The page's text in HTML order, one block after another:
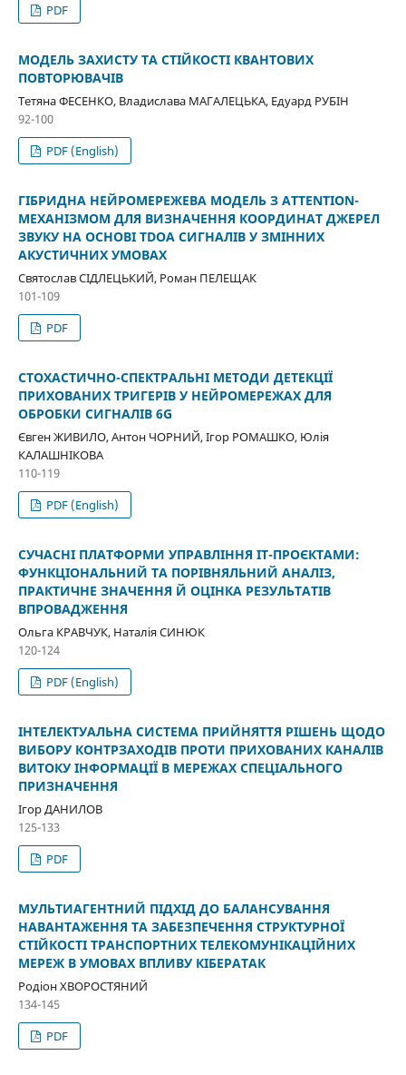
PDF
МОДЕЛЬ ЗАХИСТУ ТА СТІЙКОСТІ КВАНТОВИХ
ПОВТОРЮВАЧІВ
Тетяна ФЕСЕНКО, Владислава МАГАЛЕЦЬКА, Едуард РУБІН
92-100
PDF (English)
ГІБРИДНА НЕЙРОМЕРЕЖЕВА МОДЕЛЬ З ATTENTION-
МЕХАНІЗМОМ ДЛЯ ВИЗНАЧЕННЯ КООРДИНАТ ДЖЕРЕЛ
ЗВУКУ НА ОСНОВІ TDOA СИГНАЛІВ У ЗМІННИХ
АКУСТИЧНИХ УМОВАХ
Святослав СІДЛЕЦЬКИЙ, Роман ПЕЛЕЩАК
101-109
PDF
СТОХАСТИЧНО-СПЕКТРАЛЬНІ МЕТОДИ ДЕТЕКЦІЇ
ПРИХОВАНИХ ТРИГЕРІВ У НЕЙРОМЕРЕЖАХ ДЛЯ
ОБРОБКИ СИГНАЛІВ 6G
Євген ЖИВИЛО, Антон ЧОРНИЙ, Ігор РОМАШКО, Юлія
КАЛАШНІКОВА
110-119
PDF (English)
СУЧАСНІ ПЛАТФОРМИ УПРАВЛІННЯ ІТ-ПРОЄКТАМИ:
ФУНКЦІОНАЛЬНИЙ ТА ПОРІВНЯЛЬНИЙ АНАЛІЗ,
ПРАКТИЧНЕ ЗНАЧЕННЯ Й ОЦІНКА РЕЗУЛЬТАТІВ
ВПРОВАДЖЕННЯ
Ольга КРАВЧУК, Наталія СИНЮК
120-124
PDF (English)
ІНТЕЛЕКТУАЛЬНА СИСТЕМА ПРИЙНЯТТЯ РІШЕНЬ ЩОДО
ВИБОРУ КОНТРЗАХОДІВ ПРОТИ ПРИХОВАНИХ КАНАЛІВ
ВИТОКУ ІНФОРМАЦІЇ В МЕРЕЖАХ СПЕЦІАЛЬНОГО
ПРИЗНАЧЕННЯ
Ігор ДАНИЛОВ
125-133
PDF
МУЛЬТИАГЕНТНИЙ ПІДХІД ДО БАЛАНСУВАННЯ
НАВАНТАЖЕННЯ ТА ЗАБЕЗПЕЧЕННЯ СТРУКТУРНОЇ
СТІЙКОСТІ ТРАНСПОРТНИХ ТЕЛЕКОМУНІКАЦІЙНИХ
МЕРЕЖ В УМОВАХ ВПЛИВУ КІБЕРАТАК
Родіон ХВОРОСТЯНИЙ
134-145
PDF